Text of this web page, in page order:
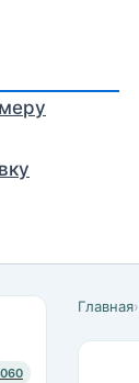
Главная›